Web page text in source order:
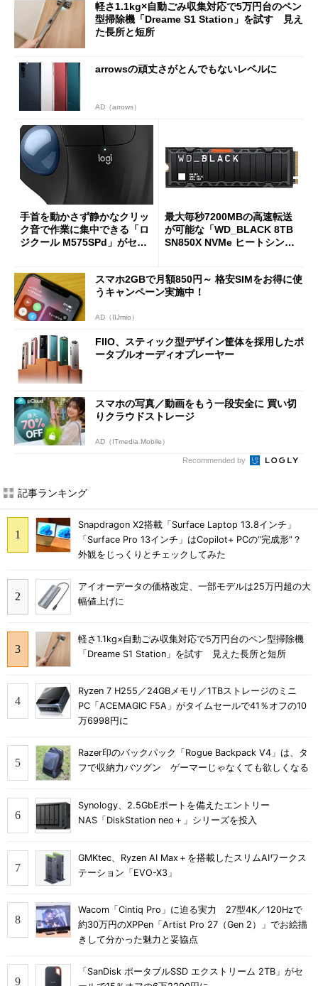
軽さ1.1kg×自動ごみ収集対応で5万円台のペン
型掃除機「Dreame S1 Station」を試す 見え
た長所と短所
arrowsの頑丈さがとんでもないレベルに
AD（arrows）
手首を動かさず静かなクリッ
ク音で作業に集中できる「ロ
ジクール M575SPd」がセー
最大毎秒7200MBの高速転送
が可能な「WD_BLACK 8TB
SN850X NVMe ヒートシンク
スマホ2GBで月額850円～ 格安SIMをお得に使
うキャンペーン実施中！
AD（IIJmio）
FIIO、スティック型デザイン筐体を採用したポ
ータブルオーディオプレーヤー
スマホの写真／動画をもう一段安全に 買い切
りクラウドストレージ
AD（ITmedia Mobile）
Recommended by
記事ランキング
Snapdragon X2搭載「Surface Laptop 13.8インチ」
「Surface Pro 13インチ」はCopilot+ PCの“完成形”？
外観をじっくりとチェックしてみた
アイオーデータの価格改定、一部モデルは25万円超の大
幅値上げに
軽さ1.1kg×自動ごみ収集対応で5万円台のペン型掃除機
「Dreame S1 Station」を試す 見えた長所と短所
Ryzen 7 H255／24GBメモリ／1TBストレージのミニ
PC「ACEMAGIC F5A」がタイムセールで41％オフの10
万6998円に
Razer印のバックパック「Rogue Backpack V4」は、タ
フで収納力バツグン ゲーマーじゃなくても欲しくなる
Synology、2.5GbEポートを備えたエントリー
NAS「DiskStation neo＋」シリーズを投入
GMKtec、Ryzen AI Max＋を搭載したスリムAIワークス
テーション「EVO-X3」
Wacom「Cintiq Pro」に迫る実力 27型4K／120Hzで
約30万円のXPPen「Artist Pro 27（Gen 2）」でお絵描
きして分かった魅力と妥協点
「SanDisk ポータブルSSD エクストリーム 2TB」がセ